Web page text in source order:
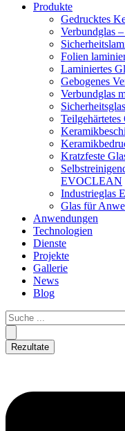
Produkte
Gedrucktes
Verbundglas
Folien
Laminiertes
Gebogenes
Verbundglas
Kratzfeste
EVOCLEAN
Industrieglas
Glas für
Anwendungen
Technologien
Dienste
Projekte
Gallerie
News
Blog
Rezultate